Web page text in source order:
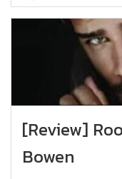
[Review]
Bowen